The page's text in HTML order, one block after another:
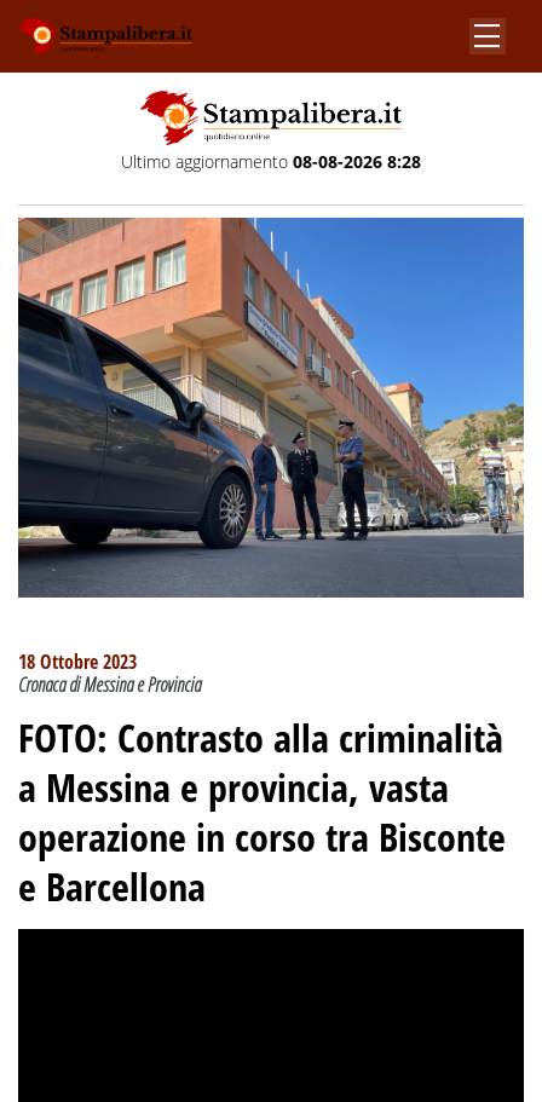
Ultimo aggiornamento 08-08-2026 8:28
18 Ottobre 2023
Cronaca di Messina e Provincia
FOTO: Contrasto alla criminalità
a Messina e provincia, vasta
operazione in corso tra Bisconte
e Barcellona